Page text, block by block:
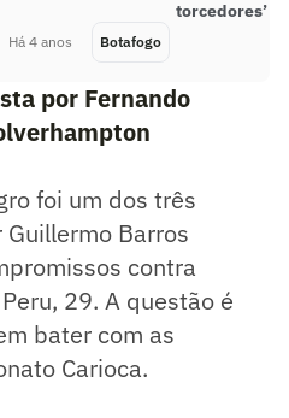
Há 4 anos
torcedores’
Botafogo
por Fernando
foi um dos três
Barros
contra
29. A questão é
bater com as
Carioca.